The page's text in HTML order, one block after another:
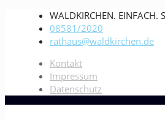
WALDKIRCHEN. EINFACH.
08581/2020
rathaus@waldkirchen.de
Kontakt
Impressum
Datenschutz